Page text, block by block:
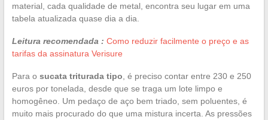
material, cada qualidade de metal, encontra seu lugar em uma
tabela atualizada quase dia a dia.
Leitura recomendada : Como reduzir facilmente o preço e as
tarifas da assinatura Verisure
Para o sucata triturada tipo , é preciso contar entre 230 e 250
euros por tonelada, desde que se traga um lote limpo e
homogêneo. Um pedaço de aço bem triado, sem poluentes, é
muito mais procurado do que uma mistura incerta. As pressões